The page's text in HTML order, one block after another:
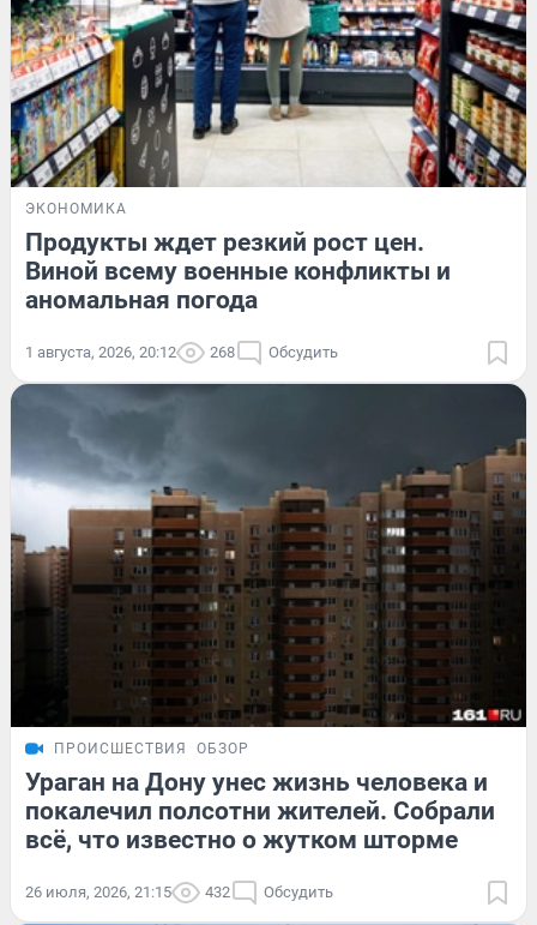
ЭКОНОМИКА
Продукты ждет резкий рост цен.
Виной всему военные конфликты и
аномальная погода
1 августа, 2026, 20:12 268 Обсудить
ПРОИСШЕСТВИЯ ОБЗОР
Ураган на Дону унес жизнь человека и
покалечил полсотни жителей. Собрали
всё, что известно о жутком шторме
26 июля, 2026, 21:15 432 Обсудить